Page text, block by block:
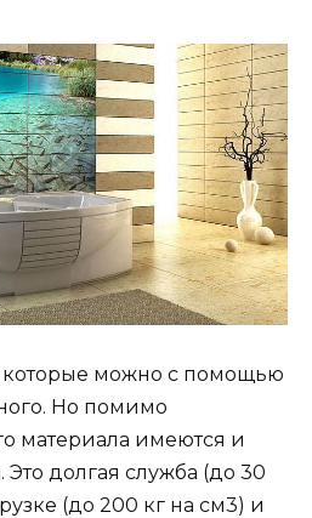
которые можно с помощью
Но помимо
материала имеются и
Это долгая служба (до 30
(до 200 кг на см3) и